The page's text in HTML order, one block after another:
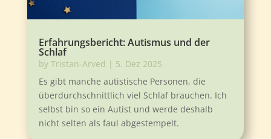
Erfahrungsbericht: Autismus und der
Schlaf
by Tristan-Arved | 5. Dez 2025
Es gibt manche autistische Personen, die
überdurchschnittlich viel Schlaf brauchen. Ich
selbst bin so ein Autist und werde deshalb
nicht selten als faul abgestempelt.